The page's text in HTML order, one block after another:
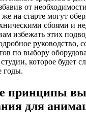
от
на старте могут
сбоями и
избежать этих
руководство,
по выбору
которое будет
годы.
принципы
для